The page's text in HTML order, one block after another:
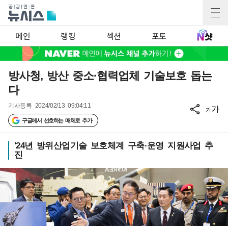
메인 랭킹 섹션 포토
방사청, 방산 중소·협력업체 기술보호 돕는
다
기사등록 2024/02/13 09:04:11
구글에서 선호하는 매체로 추가
가가
'24년 방위산업기술 보호체계 구축·운영 지원사업 추
진